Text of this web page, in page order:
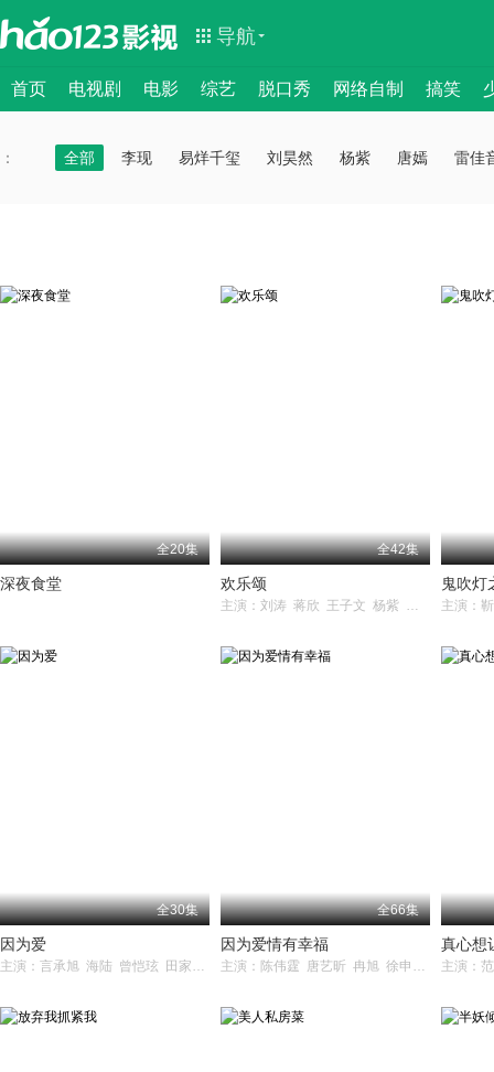
导航
首页 电视剧 电影 综艺 脱口秀 网络自制 搞笑
：： 全部 李现 易烊千玺 刘昊然 杨紫 唐嫣 雷佳
全20集
深夜食堂
全42集
欢乐颂
主演：刘涛 蒋欣 王子文 杨紫 乔欣 祖峰 王凯 杨烁 靳东 张陆
鬼吹灯
主演：
全30集
因为爱
主演：言承旭 海陆 曾恺玹 田家达 田家大 方芳 蔡珩
全66集
因为爱情有幸福
主演：陈伟霆 唐艺昕 冉旭 徐申东 魏大勋 梁田 李泰 菅韧姿 罗云熙 陈胤妃 吴竞 刘立伟 荣蓉 蔡纲 范春霞 林鹏 杨雪 菅纫姿
真心想